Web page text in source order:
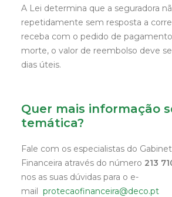
A Lei determina que a seguradora
repetidamente sem resposta a
receba com o pedido de
morte, o valor de reembolso deve
dias úteis.
Quer mais informação
temática?
Fale com os especialistas do
Financeira através do número 213
nos as suas dúvidas para o e-
mail protecaofinanceira@deco.pt